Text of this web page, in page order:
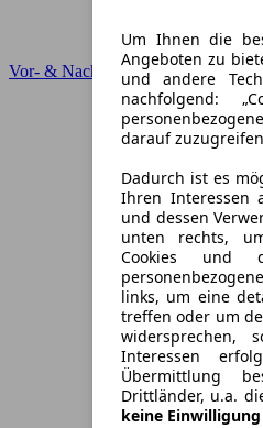
Um Ihnen die
Angeboten zu
und andere
nachfolgend:
darauf
Dadurch ist es
Ihren Interessen
und dessen
unten rechts,
Cookies und
links, um eine
treffen oder um
widersprechen,
Interessen
Übermittlung
Drittländer, u.a.
keine Einwilligung
Vor- & Nachteile